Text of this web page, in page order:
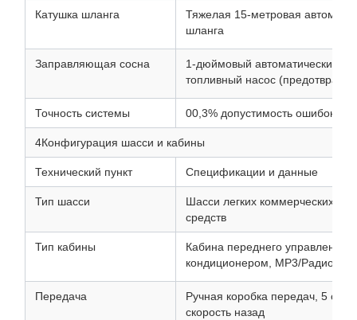
Катушка шланга
Тяжелая 15-метровая
шланга
Заправляющая сосна
1-дюймовый автоматический
топливный насос
Точность системы 00,3% допустимость ошибок
4Конфигурация шасси и кабины
Технический пункт Спецификации и данные
Тип шасси
Шасси легких коммерческих
средств
Тип кабины
Кабина переднего управления,
кондиционером, MP3/Радио
Передача
Ручная коробка передач, 5
скорость назад